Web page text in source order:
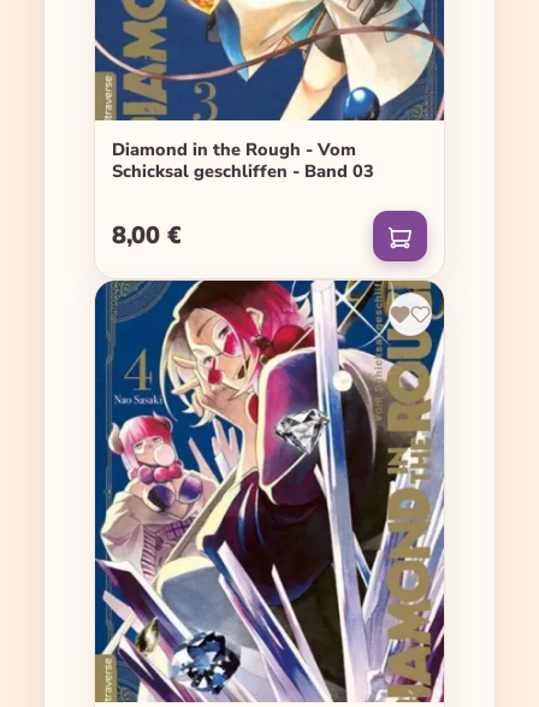
Diamond in the Rough - Vom
Schicksal geschliffen - Band 03
Regulärer Preis:
8,00 €